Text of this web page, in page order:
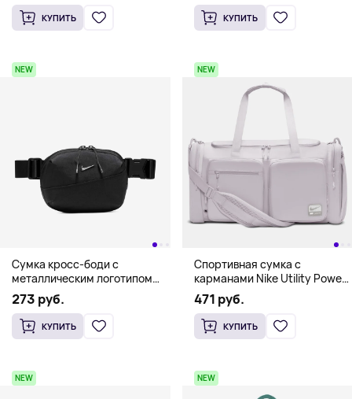
КУПИТЬ КУПИТЬ
NEW
Сумка кросс-боди с
металлическим логотипом
Nike Aura (2 л), черный
273 руб.
КУПИТЬ
NEW
Спортивная сумка с
карманами Nike Utility Power
2.0 (51 л), светло-серый
471 руб.
КУПИТЬ
NEW NEW